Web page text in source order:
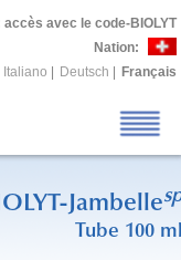
accès avec le code-BIOLYT
Nation:
Italiano Deutsch Français
Jambelle
Tube 100